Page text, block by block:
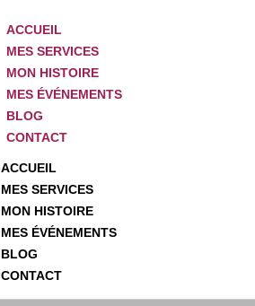
ACCUEIL
MES SERVICES
MON HISTOIRE
MES ÉVÉNEMENTS
BLOG
CONTACT
ACCUEIL
MES SERVICES
MON HISTOIRE
MES ÉVÉNEMENTS
BLOG
CONTACT